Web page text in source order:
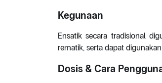
Kegunaan
Ensatik secara tradisional
rematik, serta dapat
Dosis & Cara